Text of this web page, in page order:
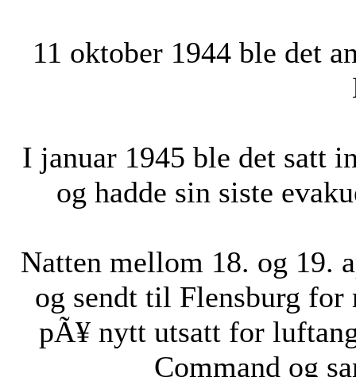
11 oktober 1944 ble det
I januar 1945 ble det satt
og hadde sin siste
Natten mellom 18. og 19.
og sendt til Flensburg
pÃ¥ nytt utsatt for
Command og